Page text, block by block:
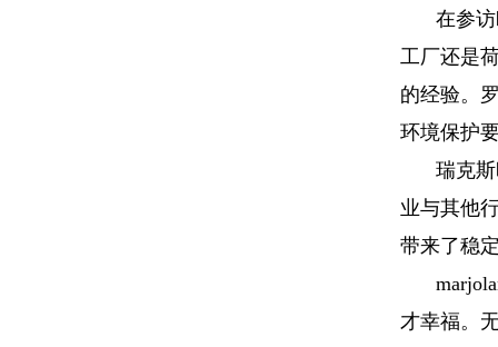
在参
工厂还是
的经验。
环境保护
瑞克
业与其他
带来了稳
才幸福。